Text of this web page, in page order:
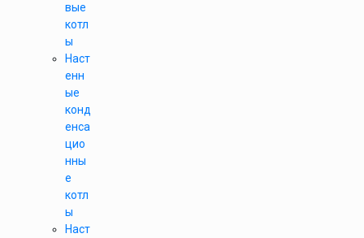
вые
котл
ы
Наст
енн
ые
конд
енса
цио
нны
е
котл
ы
Наст